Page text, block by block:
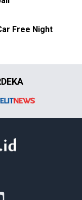
Free Night